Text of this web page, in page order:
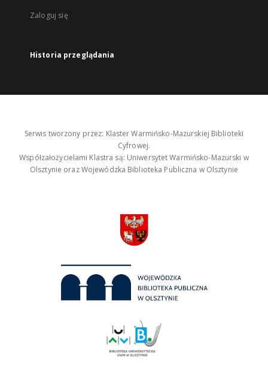
Zaloguj się
Historia przeglądania
Serwis tworzony przez: Klaster Warmińsko-Mazurskiej Biblioteki
Cyfrowej.
Współzałożycielami Klastra są: Uniwersytet Warmińsko-Mazurski w
Olsztynie oraz Wojewódzka Biblioteka Publiczna w Olsztynie